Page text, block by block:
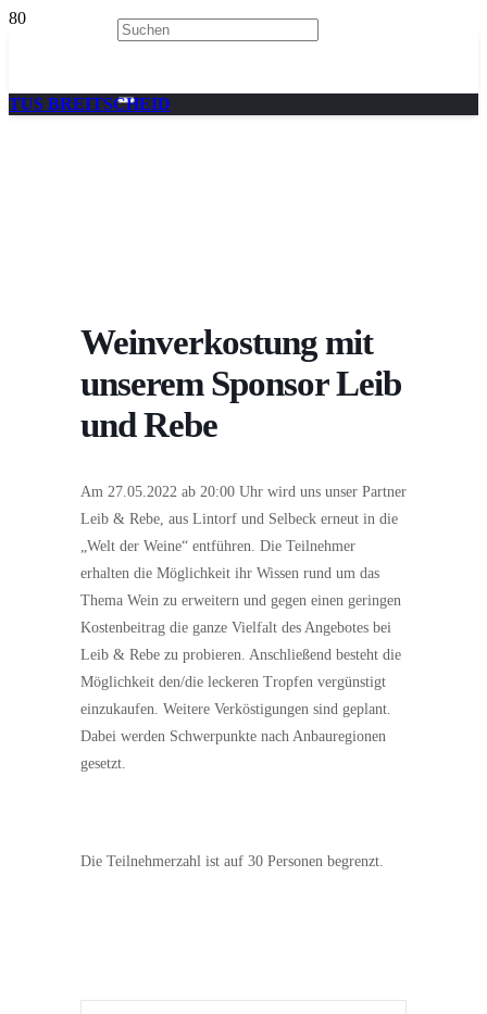
TUS BREITSCHEID
Weinverkostung mit
unserem Sponsor Leib
und Rebe
Am 27.05.2022 ab 20:00 Uhr wird uns unser Partner
Leib & Rebe, aus Lintorf und Selbeck erneut in die
„Welt der Weine“ entführen. Die Teilnehmer
erhalten die Möglichkeit ihr Wissen rund um das
Thema Wein zu erweitern und gegen einen geringen
Kostenbeitrag die ganze Vielfalt des Angebotes bei
Leib & Rebe zu probieren. Anschließend besteht die
Möglichkeit den/die leckeren Tropfen vergünstigt
einzukaufen. Weitere Verköstigungen sind geplant.
Dabei werden Schwerpunkte nach Anbauregionen
gesetzt.
Die Teilnehmerzahl ist auf 30 Personen begrenzt.